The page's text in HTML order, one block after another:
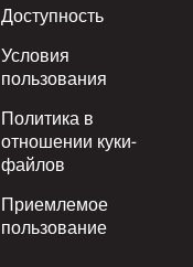
Footer
Доступность
Условия
пользования
Политика в
отношении куки-
файлов
Приемлемое
пользование